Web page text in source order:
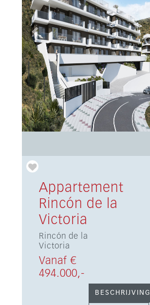
Previous
Appartement
Rincón de la
Victoria
Rincón de la
Victoria
Vanaf €
494.000,-
BESCHRIJVING